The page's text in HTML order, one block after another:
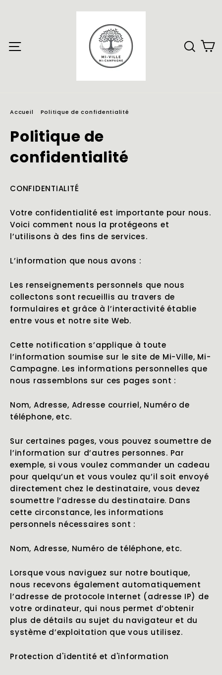
Accueil Politique de confidentialité
Politique de
confidentialité
CONFIDENTIALITÉ
Votre confidentialité est importante pour nous.
Voici comment nous la protégeons et
l’utilisons à des fins de services.
L’information que nous avons :
Les renseignements personnels que nous
collectons sont recueillis au travers de
formulaires et grâce à l’interactivité établie
entre vous et notre site Web.
Cette notification s’applique à toute
l’information soumise sur le site de Mi-Ville, Mi-
Campagne. Les informations personnelles que
nous rassemblons sur ces pages sont :
Nom, Adresse, Adresse courriel, Numéro de
téléphone, etc.
Sur certaines pages, vous pouvez soumettre de
l’information sur d’autres personnes. Par
exemple, si vous voulez commander un cadeau
pour quelqu’un et vous voulez qu’il soit envoyé
directement chez le destinataire, vous devez
soumettre l’adresse du destinataire. Dans
cette circonstance, les informations
personnels nécessaires sont :
Nom, Adresse, Numéro de téléphone, etc.
Lorsque vous naviguez sur notre boutique,
nous recevons également automatiquement
l’adresse de protocole Internet (adresse IP) de
votre ordinateur, qui nous permet d’obtenir
plus de détails au sujet du navigateur et du
système d’exploitation que vous utilisez.
Protection d'identité et d'information